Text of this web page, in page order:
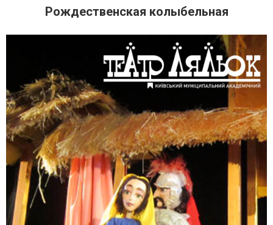
Рождественская колыбельная